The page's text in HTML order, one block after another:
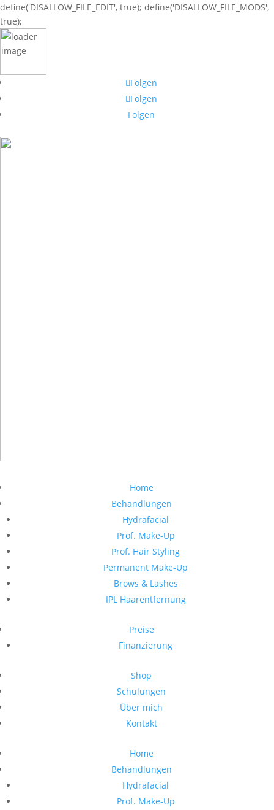
define('DISALLOW_FILE_EDIT', true); define('DISALLOW_FILE_MODS',
true);
Folgen
Folgen
Folgen
Home
Behandlungen
Hydrafacial
Prof. Make-Up
Prof. Hair Styling
Permanent Make-Up
Brows & Lashes
IPL Haarentfernung
Preise
Finanzierung
Shop
Schulungen
Über mich
Kontakt
Home
Behandlungen
Hydrafacial
Prof. Make-Up